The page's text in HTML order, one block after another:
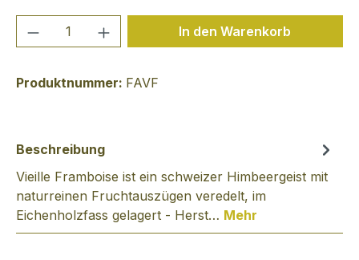
Produkt Anzahl: Gib denIn den Warenkorb
Produktnummer: FAVF
Beschreibung
Vieille Framboise ist ein schweizer Himbeergeist mit
naturreinen Fruchtauszügen veredelt, im
Eichenholzfass gelagert - Herst… Mehr